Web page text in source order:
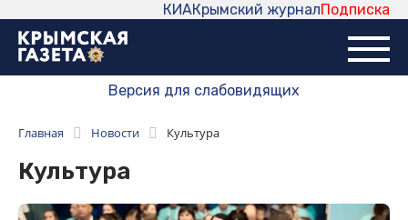
Подписка
Крымский журнал
КИА
Версия для слабовидящих
Главная Новости Культура
Культура